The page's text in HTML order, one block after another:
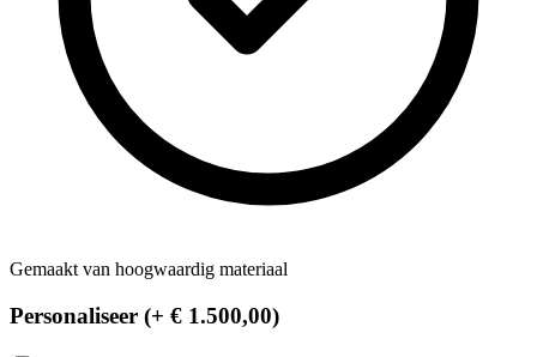
Gemaakt van hoogwaardig materiaal
Personaliseer (+ € 1.500,00)